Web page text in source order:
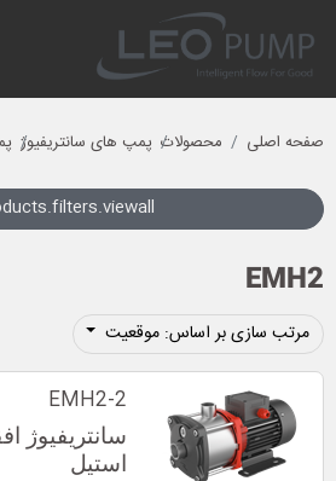
صفحه اصلی محصولات پمپ های سانتریفیوژ
EMH2
مرتب سازی بر اساس: موقعیت
EMH2-2
سانتریفیوژ
استیل